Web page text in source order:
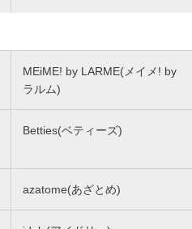
MEiME! by LARME(メイメ! by
ラルム)
Betties(ベティーズ)
azatome(あざとめ)